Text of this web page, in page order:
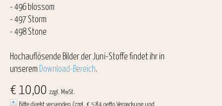
- 496 blossom
- 497 Storm
- 498 Stone
Hochauflösende Bilder der Juni-Stoffe findet ihr in
unserem Download-Bereich.
€ 10,00 zzgl. MwSt.
Bitte direkt versenden (zzgl. € 5,84 netto Verpackung und